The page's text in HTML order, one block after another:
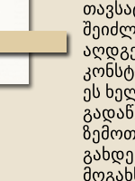
ეს